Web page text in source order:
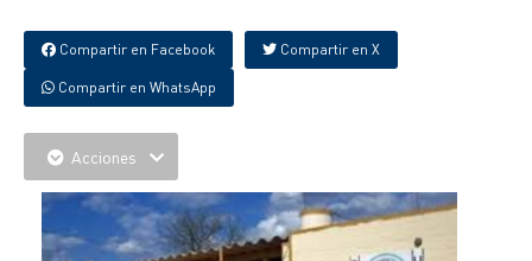
Compartir en Facebook Compartir en X
Compartir en WhatsApp
Acciones